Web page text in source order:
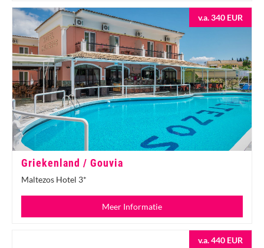
v.a. 340 EUR
Griekenland / Gouvia
Maltezos Hotel 3*
Meer Informatie
v.a. 440 EUR